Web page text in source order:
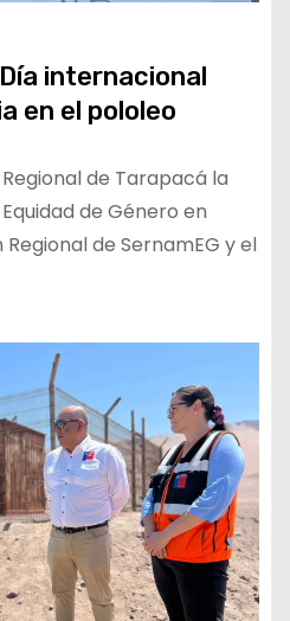
internacional
en el pololeo
de Tarapacá la
de Género en
de SernamEG y el